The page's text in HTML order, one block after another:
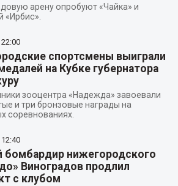
арену опробуют «Чайка» и
«Ирбис».
22:00
спортсмены выиграли
на Кубке губернатора
зооцентра «Надежда» завоевали
и три бронзовые награды на
соревнованиях.
12:40
бомбардир нижегородского
Виноградов продлил
с клубом